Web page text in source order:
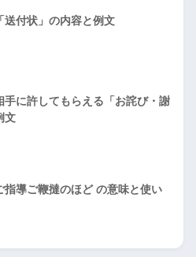
送付状」の内容と例文
手に許してもらえる「お詫び・謝
文
指導ご鞭撻のほど の意味と使い